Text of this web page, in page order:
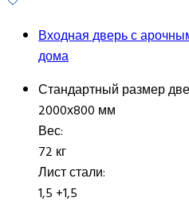
Входная дверь с
дома
Стандартный размер
2000х800 мм
Вес:
72 кг
Лист стали:
1,5 +1,5